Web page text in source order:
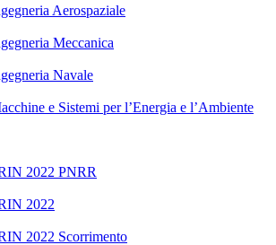
Aerospaziale
Meccanica
Navale
e Sistemi per l’Energia e l’Ambiente
2022 PNRR
2022
2022 Scorrimento